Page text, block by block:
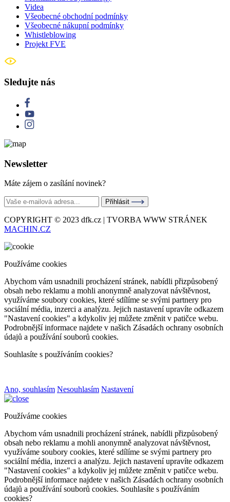
Videa
Všeobecné obchodní podmínky
Všeobecné nákupní podmínky
Whistleblowing
Projekt FVE
Sledujte nás
Newsletter
Máte zájem o zasílání novinek?
Přihlásit
COPYRIGHT © 2023 dfk.cz | TVORBA WWW STRÁNEK
MACHIN.CZ
Používáme cookies
Abychom vám usnadnili procházení stránek, nabídli přizpůsobený
obsah nebo reklamu a mohli anonymně analyzovat návštěvnost,
využíváme soubory cookies, které sdílíme se svými partnery pro
sociální média, inzerci a analýzu. Jejich nastavení upravíte odkazem
"Nastavení cookies" a kdykoliv jej můžete změnit v patičce webu.
Podrobnější informace najdete v našich Zásadách ochrany osobních
údajů a používání souborů cookies.
Souhlasíte s používáním cookies?
Ano, souhlasím Nesouhlasím Nastavení
Používáme cookies
Abychom vám usnadnili procházení stránek, nabídli přizpůsobený
obsah nebo reklamu a mohli anonymně analyzovat návštěvnost,
využíváme soubory cookies, které sdílíme se svými partnery pro
sociální média, inzerci a analýzu. Jejich nastavení upravíte odkazem
"Nastavení cookies" a kdykoliv jej můžete změnit v patičce webu.
Podrobnější informace najdete v našich Zásadách ochrany osobních
údajů a používání souborů cookies. Souhlasíte s používáním
cookies?